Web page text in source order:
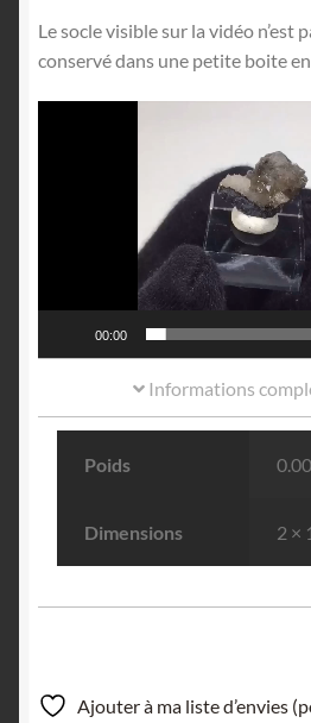
Le socle visible sur la vidéo n’est
conservé dans une petite boite
00:00
Informations
Poids
Dimensions 2 ×
Ajouter à ma liste d’envies